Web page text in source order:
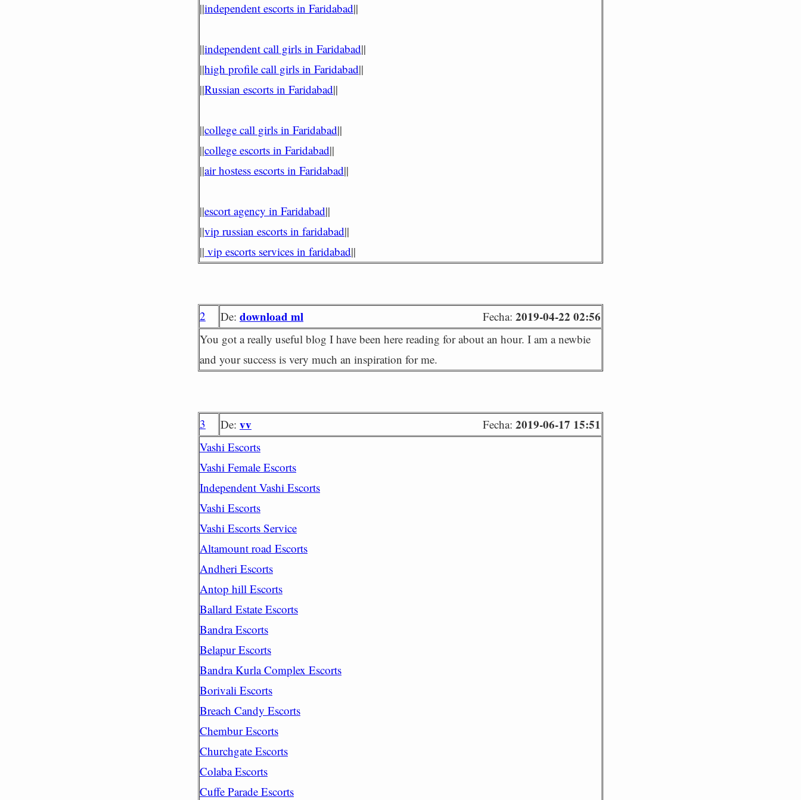
||independent escorts in Faridabad||
||independent call girls in Faridabad||
||high profile call girls in Faridabad||
||Russian escorts in Faridabad||
||college call girls in Faridabad||
||college escorts in Faridabad||
||air hostess escorts in Faridabad||
||escort agency in Faridabad||
||vip russian escorts in faridabad||
|| vip escorts services in faridabad||
2 De: download ml Fecha: 2019-04-22 02:56
You got a really useful blog I have been here reading for about an hour. I am a newbie
and your success is very much an inspiration for me.
3 De: vv Fecha: 2019-06-17 15:51
Vashi Escorts
Vashi Female Escorts
Independent Vashi Escorts
Vashi Escorts
Vashi Escorts Service
Altamount road Escorts
Andheri Escorts
Antop hill Escorts
Ballard Estate Escorts
Bandra Escorts
Belapur Escorts
Bandra Kurla Complex Escorts
Borivali Escorts
Breach Candy Escorts
Chembur Escorts
Churchgate Escorts
Colaba Escorts
Cuffe Parade Escorts